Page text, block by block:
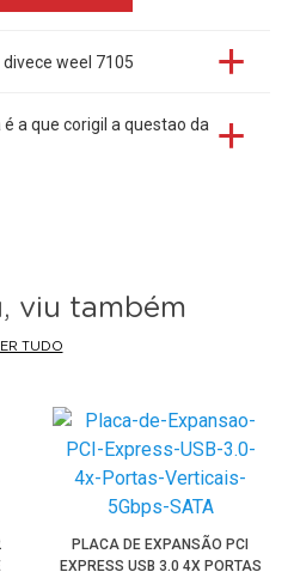
weel 7105
a que corigil a questao da
viu também
TUDO
PLACA DE EXPANSÃO PCI
EXPRESS USB 3.0 4X PORTAS